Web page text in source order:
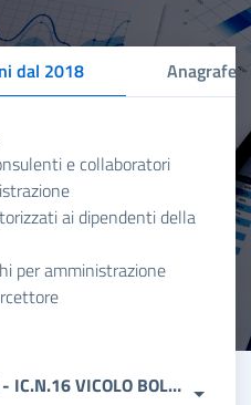
dal 2018 Anagrafe
e collaboratori
ai dipendenti della
per amministrazione
ISTITUTO COMPRENSIVO - IC.N.16 VICOLO BOLOGNETTI